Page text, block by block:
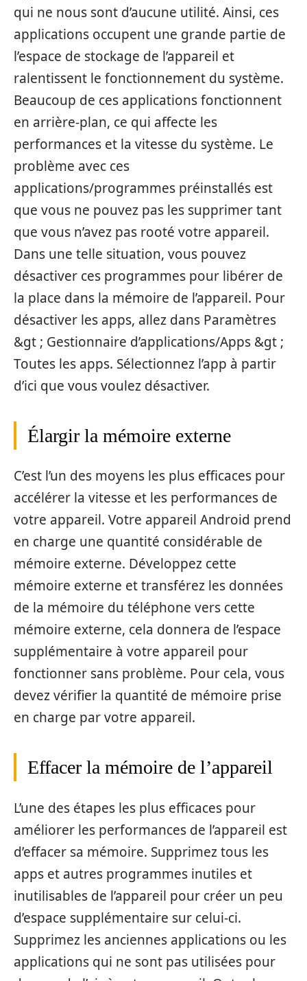
qui ne nous sont d’aucune utilité. Ainsi, ces
applications occupent une grande partie de
l’espace de stockage de l’appareil et
ralentissent le fonctionnement du système.
Beaucoup de ces applications fonctionnent
en arrière-plan, ce qui affecte les
performances et la vitesse du système. Le
problème avec ces
applications/programmes préinstallés est
que vous ne pouvez pas les supprimer tant
que vous n’avez pas rooté votre appareil.
Dans une telle situation, vous pouvez
désactiver ces programmes pour libérer de
la place dans la mémoire de l’appareil. Pour
désactiver les apps, allez dans Paramètres
&gt ; Gestionnaire d’applications/Apps &gt ;
Toutes les apps. Sélectionnez l’app à partir
d’ici que vous voulez désactiver.
Élargir la mémoire externe
C’est l’un des moyens les plus efficaces pour
accélérer la vitesse et les performances de
votre appareil. Votre appareil Android prend
en charge une quantité considérable de
mémoire externe. Développez cette
mémoire externe et transférez les données
de la mémoire du téléphone vers cette
mémoire externe, cela donnera de l’espace
supplémentaire à votre appareil pour
fonctionner sans problème. Pour cela, vous
devez vérifier la quantité de mémoire prise
en charge par votre appareil.
Effacer la mémoire de l’appareil
L’une des étapes les plus efficaces pour
améliorer les performances de l’appareil est
d’effacer sa mémoire. Supprimez tous les
apps et autres programmes inutiles et
inutilisables de l’appareil pour créer un peu
d’espace supplémentaire sur celui-ci.
Supprimez les anciennes applications ou les
applications qui ne sont pas utilisées pour